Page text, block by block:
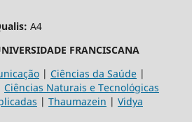
A4
FRANCISCANA
| Ciências da Saúde|
Ciências Naturais e Tecnológicas
| Thaumazein | Vidya